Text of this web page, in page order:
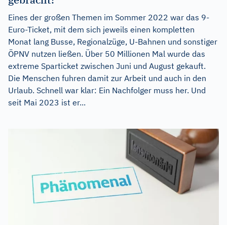
Eines der großen Themen im Sommer 2022 war das 9-
Euro-Ticket, mit dem sich jeweils einen kompletten
Monat lang Busse, Regionalzüge, U-Bahnen und sonstiger
ÖPNV nutzen ließen. Über 50 Millionen Mal wurde das
extreme Sparticket zwischen Juni und August gekauft.
Die Menschen fuhren damit zur Arbeit und auch in den
Urlaub. Schnell war klar: Ein Nachfolger muss her. Und
seit Mai 2023 ist er...